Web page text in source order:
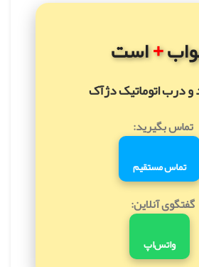
+است
و درب اتوماتیک دژآک
تماس بگیرید:
تماس مستقیم
گفتگوی آنلاین:
واتس‌اپ